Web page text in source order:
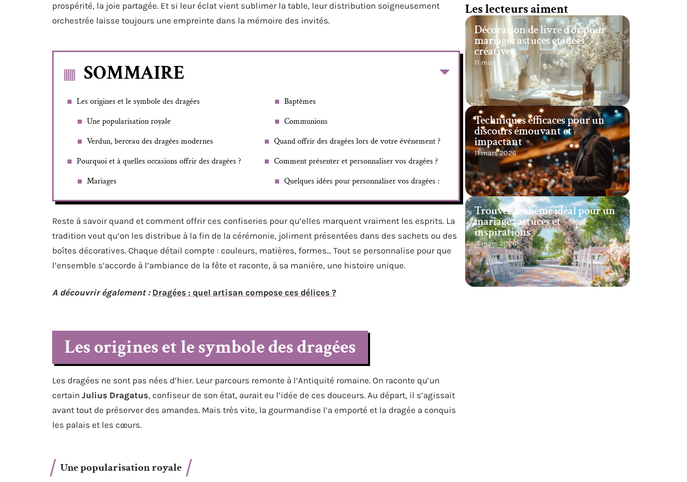
prospérité, la joie partagée. Et si leur éclat vient sublimer la table, leur distribution soigneusement
orchestrée laisse toujours une empreinte dans la mémoire des invités.
SOMMAIRE
Les origines et le symbole des dragées
Une popularisation royale
Verdun, berceau des dragées modernes
Pourquoi et à quelles occasions offrir des dragées ?
Mariages
Baptêmes
Communions
Quand offrir des dragées lors de votre événement ?
Comment présenter et personnaliser vos dragées ?
Quelques idées pour personnaliser vos dragées :
Reste à savoir quand et comment offrir ces confiseries pour qu’elles marquent vraiment les esprits. La
tradition veut qu’on les distribue à la fin de la cérémonie, joliment présentées dans des sachets ou des
boîtes décoratives. Chaque détail compte : couleurs, matières, formes… Tout se personnalise pour que
l’ensemble s’accorde à l’ambiance de la fête et raconte, à sa manière, une histoire unique.
A découvrir également : Dragées : quel artisan compose ces délices ?
Les origines et le symbole des dragées
Les dragées ne sont pas nées d’hier. Leur parcours remonte à l’Antiquité romaine. On raconte qu’un
certain Julius Dragatus, confiseur de son état, aurait eu l’idée de ces douceurs. Au départ, il s’agissait
avant tout de préserver des amandes. Mais très vite, la gourmandise l’a emporté et la dragée a conquis
les palais et les cœurs.
Une popularisation royale
Les lecteurs aiment
Décoration de livre d’or pour
mariage : astuces et idées
créatives
11 mars 2026
Techniques efficaces pour un
discours émouvant et
impactant
11 mars 2026
Trouver le thème idéal pour un
mariage : astuces et
inspirations
11 mars 2026